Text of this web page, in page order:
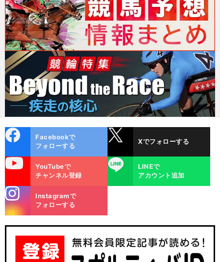
ok
Facebookで
フォローする
Xでフォローする
YouTubeで
チャンネル登録
LINE
LINEで
アカウント追加
m
Instagramで
フォローする